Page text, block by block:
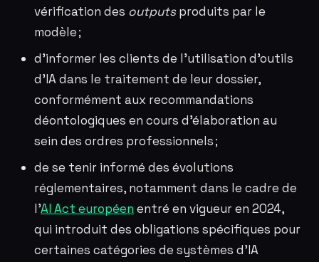
vérification des outputsproduits par le
modèle ;
d’informer les clients de l’utilisation d’outils
d’IA dans le traitement de leur dossier,
conformément aux recommandations
déontologiques en cours d’élaboration au
sein des ordres professionnels ;
de se tenir informé des évolutions
réglementaires, notamment dans le cadre de
l’AI Act européen entré en vigueur en 2024,
qui introduit des obligations spécifiques pour
certaines catégories de systèmes d’IA